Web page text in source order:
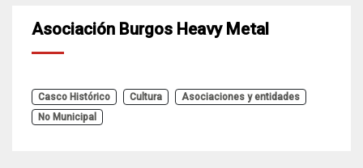
Asociación Burgos Heavy Metal
Casco Histórico Cultura
Asociaciones y entidades
No Municipal